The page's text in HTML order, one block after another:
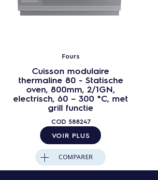
Fours
Cuisson modulaire
thermaline 80 - Statische
oven, 800mm, 2/1GN,
electrisch, 60 – 300 °C, met
grill functie
COD 588247
VOIR PLUS
COMPARER